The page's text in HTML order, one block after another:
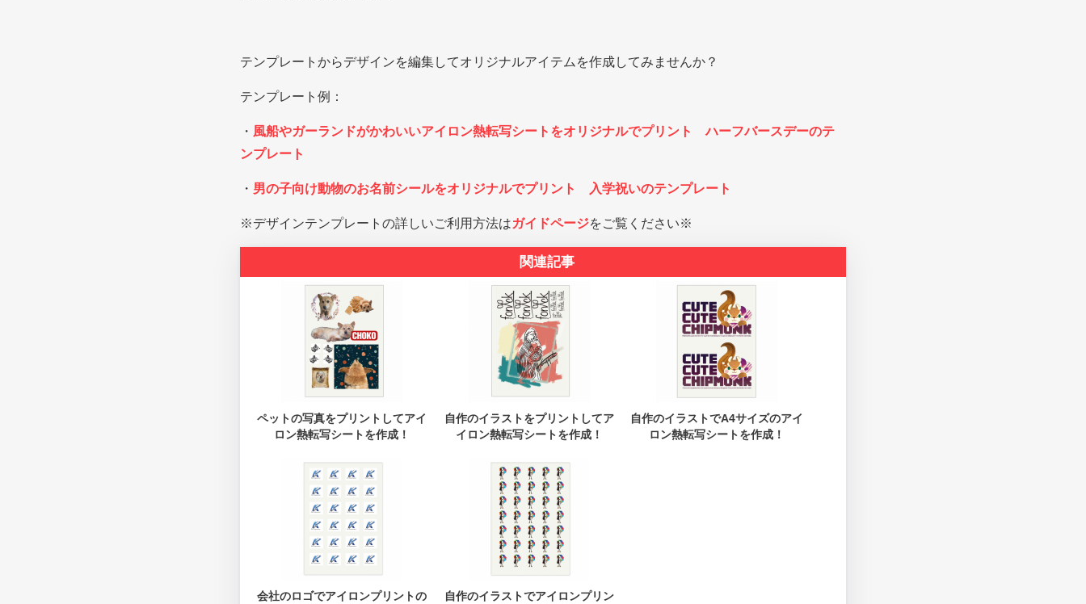
テンプレートからデザインを編集してオリジナルアイテムを作成してみませんか？
テンプレート例：
・ 風船やガーランドがかわいいアイロン熱転写シートをオリジナルでプリント ハーフバースデーのテ
ンプレート
・ 男の子向け動物のお名前シールをオリジナルでプリント 入学祝いのテンプレート
※デザインテンプレートの詳しいご利用方法はガイドページをご覧ください※
関連記事
ペットの写真をプリントしてアイ
ロン熱転写シートを作成！
自作のイラストをプリントしてア
イロン熱転写シートを作成！
自作のイラストでA4サイズのアイ
ロン熱転写シートを作成！
会社のロゴでアイロンプリントの
自作のイラストでアイロンプリン